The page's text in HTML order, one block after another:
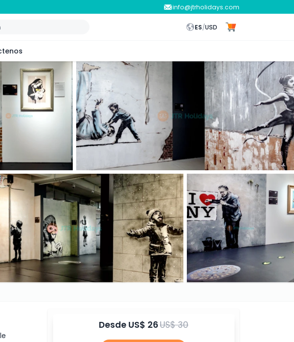
info@jtrholidays.com
ES/USD
Desde US$ 26US$ 30